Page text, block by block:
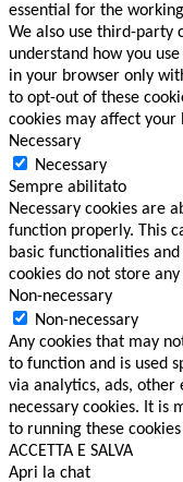
essential for the
We also use third-party
understand how you
in your browser only
to opt-out of these
cookies may affect your
Necessary
Necessary
Sempre abilitato
Necessary cookies are
function properly. This
basic functionalities
cookies do not store
Non-necessary
Non-necessary
Any cookies that may
to function and is used
via analytics, ads, other
necessary cookies. It is
to running these
ACCETTA E SALVA
Apri la chat